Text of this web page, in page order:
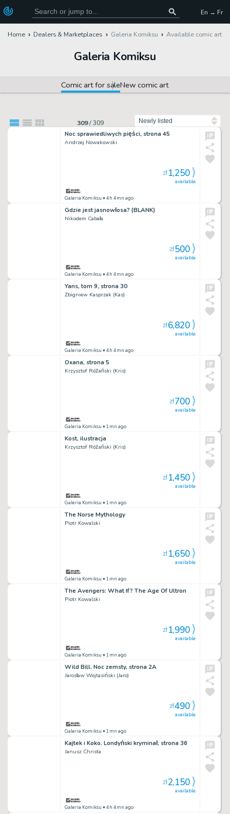
En → Fr
Home Dealers & Marketplaces Galeria Komiksu Available comic art
Galeria Komiksu
Comic art for saleNew comic art
309/309
Noc sprawiedliwych pięści, strona 45
Andrzej Nowakowski
Galeria Komiksu • 4h 4mn ago
available
zł1,250
Gdzie jest jasnowłosa? (BLANK)
Nikodem Cabała
Galeria Komiksu • 4h 4mn ago
available
zł500
Yans, tom 9, strona 30
Zbigniew Kasprzak (Kas)
Galeria Komiksu • 4h 4mn ago
available
zł6,820
Oxana, strona 5
Krzysztof Różański (Kris)
Galeria Komiksu • 1mn ago
available
zł700
Kost, ilustracja
Krzysztof Różański (Kris)
Galeria Komiksu • 1mn ago
available
zł1,450
The Norse Mythology
Piotr Kowalski
Galeria Komiksu • 1mn ago
available
zł1,650
The Avengers: What If? The Age Of Ultron
Piotr Kowalski
Galeria Komiksu • 1mn ago
available
zł1,990
Wild Bill. Noc zemsty, strona 2A
Jarosław Wojtasiński (Jaro)
Galeria Komiksu • 1mn ago
available
zł490
Kajtek i Koko. Londyński kryminał, strona 36
Janusz Christa
Galeria Komiksu • 4h 4mn ago
available
zł2,150